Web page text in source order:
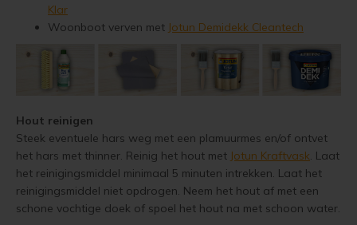
Klar
Woonboot verven met Jotun Demidekk Cleantech
Hout reinigen
Steek eventuele hars weg met een plamuurmes en/of ontvet
het hars met thinner. Reinig het hout met Jotun Kraftvask. Laat
het reinigingsmiddel minimaal 5 minuten intrekken. Laat het
reinigingsmiddel niet opdrogen. Neem het hout af met een
schone vochtige doek of spoel het hout na met schoon water.